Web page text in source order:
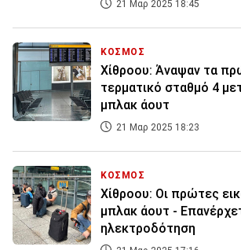
21 Μαρ 2025 18:45
ΚΟΣΜΟΣ
Χίθροου: Άναψαν τα
τερματικό σταθμό 4
μπλακ άουτ
21 Μαρ 2025 18:23
ΚΟΣΜΟΣ
Χίθροου: Οι πρώτες
μπλακ άουτ -
ηλεκτροδότηση